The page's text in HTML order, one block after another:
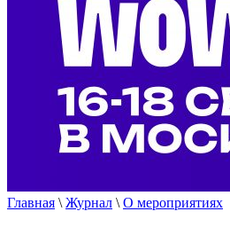
Главная \ Журнал \ О мероприятиях